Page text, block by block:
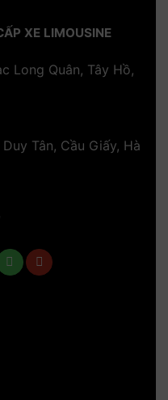
XE LIMOUSINE
Long Quân, Tây Hồ,
Tân, Cầu Giấy, Hà